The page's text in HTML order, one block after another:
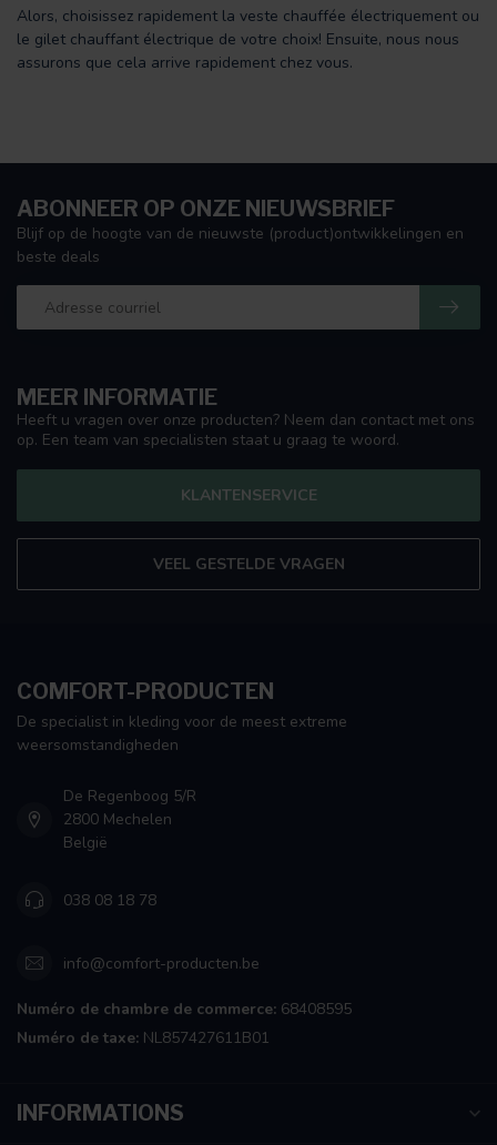
Alors, choisissez rapidement la veste chauffée électriquement ou
le gilet chauffant électrique de votre choix! Ensuite, nous nous
assurons que cela arrive rapidement chez vous.
MEER INFORMATIE
Heeft u vragen over onze producten? Neem dan contact met ons
op. Een team van specialisten staat u graag te woord.
KLANTENSERVICE
VEEL GESTELDE VRAGEN
ABONNEER OP ONZE NIEUWSBRIEF
Blijf op de hoogte van de nieuwste (product)ontwikkelingen en
beste deals
COMFORT-PRODUCTEN
De specialist in kleding voor de meest extreme
weersomstandigheden
De Regenboog 5/R
2800 Mechelen
België
038 08 18 78
info@comfort-producten.be
Numéro de chambre de commerce: 68408595
Numéro de taxe: NL857427611B01
INFORMATIONS